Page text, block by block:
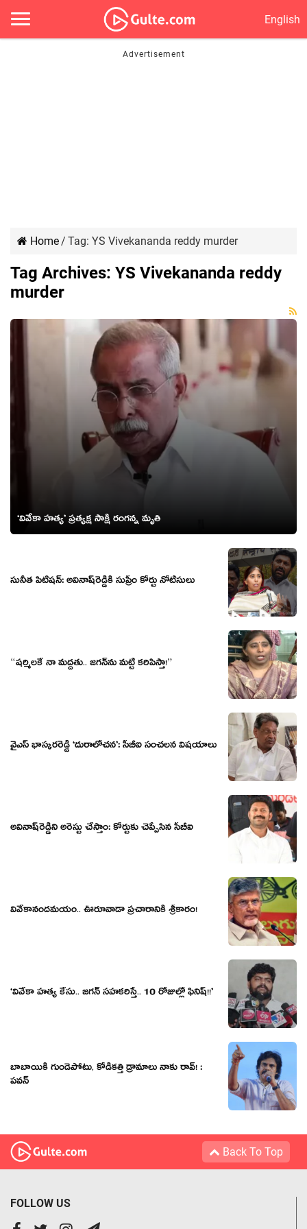
English
Home/ Tag: YS Vivekananda reddy murder
Tag Archives: YS Vivekananda reddy
murder
‘వివేకా హత్య’ ప్రత్యక్ష సాక్షి రంగన్న మృతి
సునీత పిటిష‌న్‌: అవినాష్‌రెడ్డికి సుప్రీం కోర్టు నోటీసులు
“ష‌ర్మిల‌కే నా మ‌ద్ద‌తు.. జ‌గ‌న్‌ను మ‌ట్టి క‌రిపిస్తా!”
వైఎస్ భాస్క‌రరెడ్డి ‘దురాలోచ‌న‌’: సీబీఐ సంచ‌లన విష‌యాలు
అవినాష్‌రెడ్డిని అరెస్టు చేస్తాం: కోర్టుకు చెప్పేసిన సీబీఐ
వివేకానందమ‌యం.. ఊరూవాడా ప్ర‌చారానికి శ్రీకారం!
‘వివేకా హ‌త్య కేసు.. జ‌గ‌న్ స‌హ‌క‌రిస్తే.. 10 రోజుల్లో ఫినిష్‌!!’
బాబాయికి గుండెపోటు, కోడిక‌త్తి డ్రామాలు నాకు రావ్‌! :
ప‌వ‌న్
Back To Top
FOLLOW US